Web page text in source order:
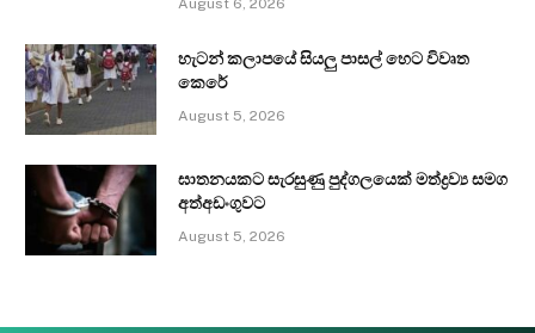
August 6, 2026
හැටන් කලාපයේ සියලු පාසල් හෙට විවෘත
කෙරේ
August 5, 2026
ඝාතනයකට සැරසුණු පුද්ගලයෙක් මත්ද්‍රව්‍ය සමග
අත්අඩංගුවට
August 5, 2026